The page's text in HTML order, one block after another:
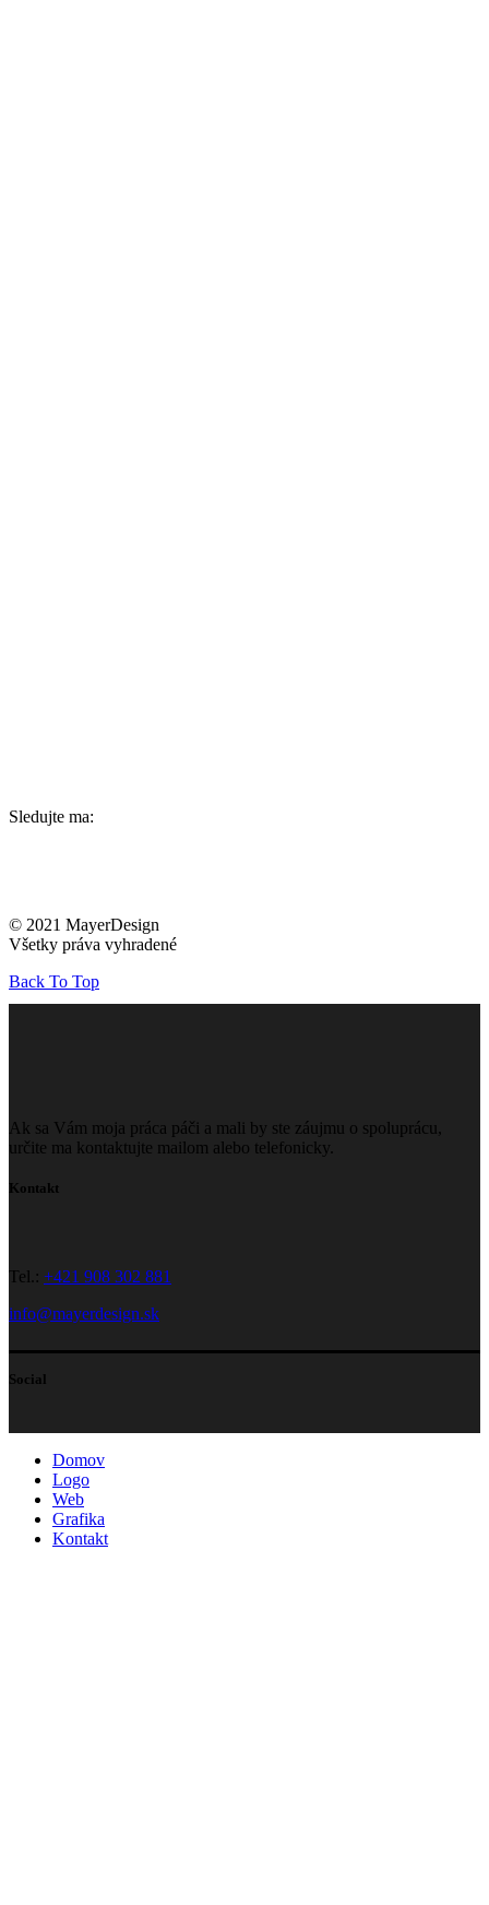
Sledujte ma:
© 2021 MayerDesign
Všetky práva vyhradené
Back To Top
Ak sa Vám moja práca páči a mali by ste záujmu o spoluprácu,
určite ma kontaktujte mailom alebo telefonicky.
Kontakt
Tel.: +421 908 302 881
info@mayerdesign.sk
Social
Domov
Logo
Web
Grafika
Kontakt